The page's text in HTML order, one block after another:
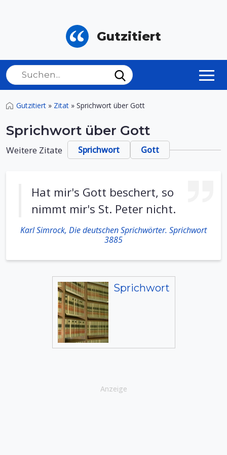
Gutzitiert
Gutzitiert » Zitat » Sprichwort über Gott
Sprichwort über Gott
Weitere Zitate Sprichwort Gott
Hat mir's Gott beschert, so
nimmt mir's St. Peter nicht.
Karl Simrock, Die deutschen Sprichwörter. Sprichwort
3885
Sprichwort
Anzeige